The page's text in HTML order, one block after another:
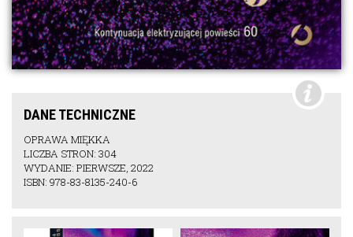
DANE TECHNICZNE
OPRAWA MIĘKKA
LICZBA STRON: 304
WYDANIE: PIERWSZE, 2022
ISBN: 978-83-8135-240-6